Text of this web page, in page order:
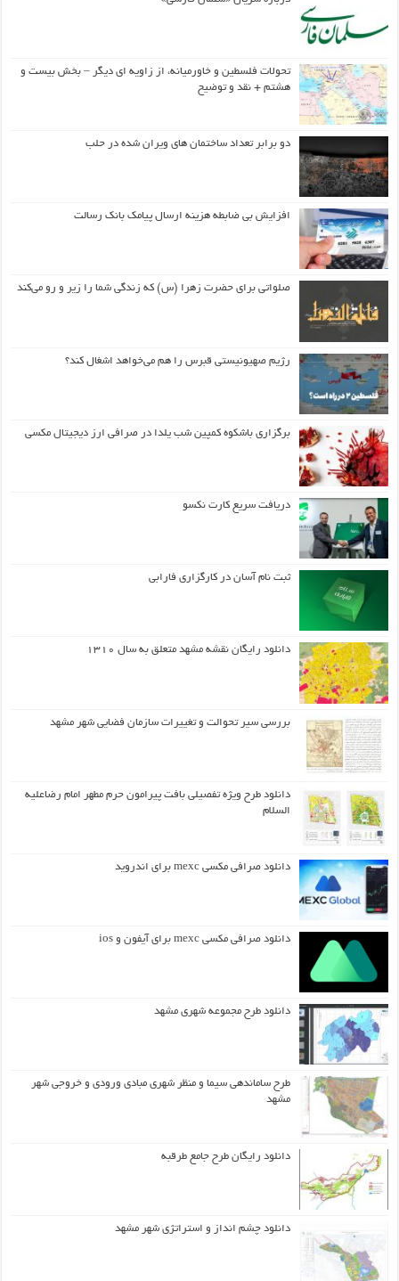
تحولات فلسطین و خاورمیانه، از زاویه ای دیگر – بخش بیست و
هشتم + نقد و توضیح
دو برابر تعداد ساختمان های ویران شده در حلب
افزایش بی ضابطه هزینه ارسال پیامک بانک رسالت
صلواتی برای حضرت زهرا (س) که زندگی شما را زیر و رو می‌کند
رژیم صهیونیستی قبرس را هم می‌خواهد اشغال کند؟
برگزاری باشکوه کمپین شب یلدا در صرافی ارز دیجیتال مکسی
دریافت سریع کارت نکسو
ثبت نام آسان در کارگزاری فارابی
دانلود رایگان نقشه مشهد متعلق به سال ۱۳۱۰
بررسی سیر تحوالت و تغییرات سازمان فضایی شهر مشهد
دانلود طرح ويژه تفصيلي بافت پيرامون حرم مطهر امام رضاعليه
السلام
دانلود صرافی مکسی mexc برای اندروید
دانلود صرافی مکسی mexc برای آیفون و ios
دانلود طرح مجموعه شهری مشهد
طرح ساماندهی سیما و منظر شهری مبادی ورودی و خروجی شهر
مشهد
دانلود رایگان طرح جامع طرقبه
دانلود چشم انداز و استراتژی شهر مشهد